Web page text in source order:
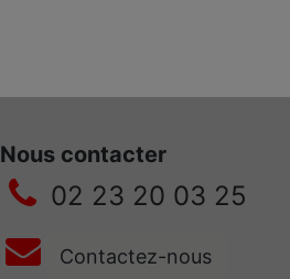
Nous contacter
02 23 20 03 25
Contactez-nous